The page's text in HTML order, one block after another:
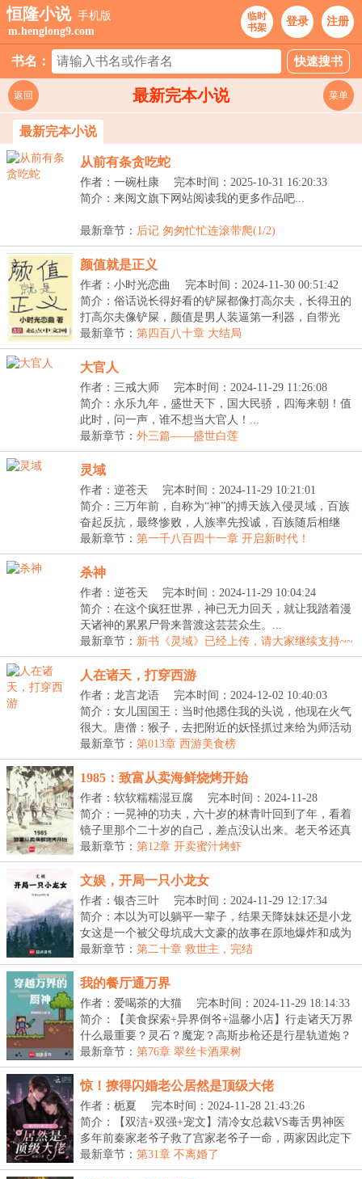
恒隆小说 手机版
m.henglong9.com
临时
书架
登录 注册
书名：
最新完本小说
返回 菜单
最新完本小说
从前有条贪吃蛇
作者：一碗杜康
完本时间：2025-10-31 16:20:33
简介：来阅文旗下网站阅读我的更多作品吧...
最新章节： 后记 匆匆忙忙连滚带爬(1/2)
颜值就是正义
作者：小时光恋曲
完本时间：2024-11-30 00:51:42
简介：俗话说长得好看的铲屎都像打高尔夫，长得丑的
打高尔夫像铲屎，颜值是男人装逼第一利器，自带光
环，...
最新章节： 第四百八十章 大结局
大官人
作者：三戒大师
完本时间：2024-11-29 11:26:08
简介：永乐九年，盛世天下，国大民骄，四海来朝！值
此时，问一声，谁不想当大官人！...
最新章节： 外三篇——盛世白莲
灵域
作者：逆苍天
完本时间：2024-11-29 10:21:01
简介：三万年前，自称为“神”的搏天族入侵灵域，百族
奋起反抗，最终惨败，人族率先投诚，百族随后相继
臣...
最新章节： 第一千八百四十一章 开启新时代！
杀神
作者：逆苍天
完本时间：2024-11-29 10:04:24
简介：在这个疯狂世界，神已无力回天，就让我踏着漫
天诸神的累累尸骨来普渡这芸芸众生。...
最新章节： 新书《灵域》已经上传，请大家继续支持~~
人在诸天，打穿西游
作者：龙言龙语
完本时间：2024-12-02 10:40:03
简介：女儿国国王：当时他摁住我的头说，他现在火气
很大。唐僧：猴子，去把附近的妖怪抓过来给为师活动
活...
最新章节： 第013章 西游美食榜
1985：致富从卖海鲜烧烤开始
作者：软软糯糯湿豆腐
完本时间：2024-11-28
23:57:18
简介：一晃神的功夫，六十岁的林青叶回到了年，看着
镜子里那个二十岁的自己，差点没认出来。老天爷还真
给...
最新章节： 第12章 开卖蜜汁烤虾
文娱，开局一只小龙女
作者：银杏三叶
完本时间：2024-11-29 12:17:34
简介：本以为可以躺平一辈子，结果天降妹妹还是小龙
女这是一个被父母坑成大文豪的故事在原地爆炸和成为
文...
最新章节： 第二十章 救世主，完结
我的餐厅通万界
作者：爱喝茶的大猫
完本时间：2024-11-29 18:14:33
简介：【美食探索+异界倒爷+温馨小店】行走诸天万界
什么最重要？灵石？魔宠？高斯步枪还是行星轨道炮？
不...
最新章节： 第76章 翠丝卡酒果树
惊！撩得闪婚老公居然是顶级大佬
作者：栀夏
完本时间：2024-11-28 21:43:26
简介：【双洁+双强+宠文】清冷女总裁VS毒舌男神医
多年前秦家老爷子救了宫家老爷子一命，两家因此定下
了婚...
最新章节： 第31章 不离婚了